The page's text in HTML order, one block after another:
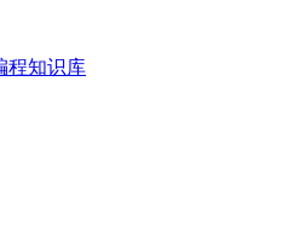
程知识库